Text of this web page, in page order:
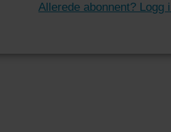
Allerede abonnent? Logg